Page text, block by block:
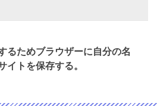
るためブラウザーに自分の名
イトを保存する。